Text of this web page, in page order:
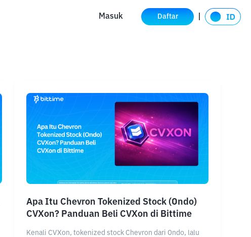
Masuk Daftar
Apa Itu Chevron Tokenized Stock (Ondo)
CVXon? Panduan Beli CVXon di Bittime
Kenali CVXon, tokenized stock Chevron dari Ondo, lalu